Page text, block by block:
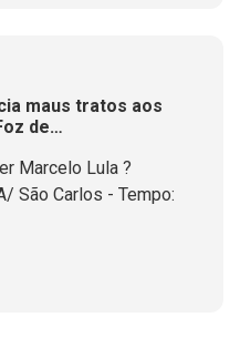
maus tratos aos
de
Marcelo Lula ?
São Carlos - Tempo: